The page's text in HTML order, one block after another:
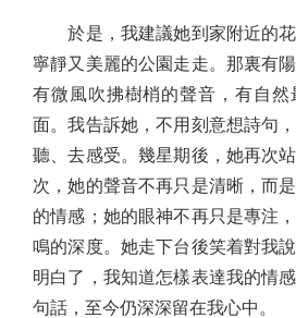
於是，我建議她到家附近的花
寧靜又美麗的公園走走。那裏有
有微風吹拂樹梢的聲音，有自
面。我告訴她，不用刻意想詩句
聽、去感受。幾星期後，她再次
次，她的聲音不再只是清晰，而
的情感；她的眼神不再只是專注
鳴的深度。她走下台後笑着對我
明白了，我知道怎樣表達我的情
句話，至今仍深深留在我心中。